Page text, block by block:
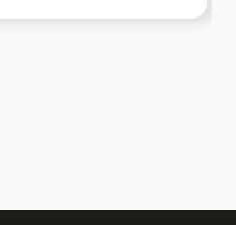
à enrichir ses